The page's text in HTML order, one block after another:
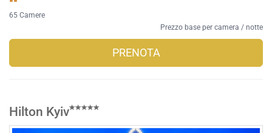
65 Camere
Prezzo base per camera / notte
PRENOTA
Hilton Kyiv